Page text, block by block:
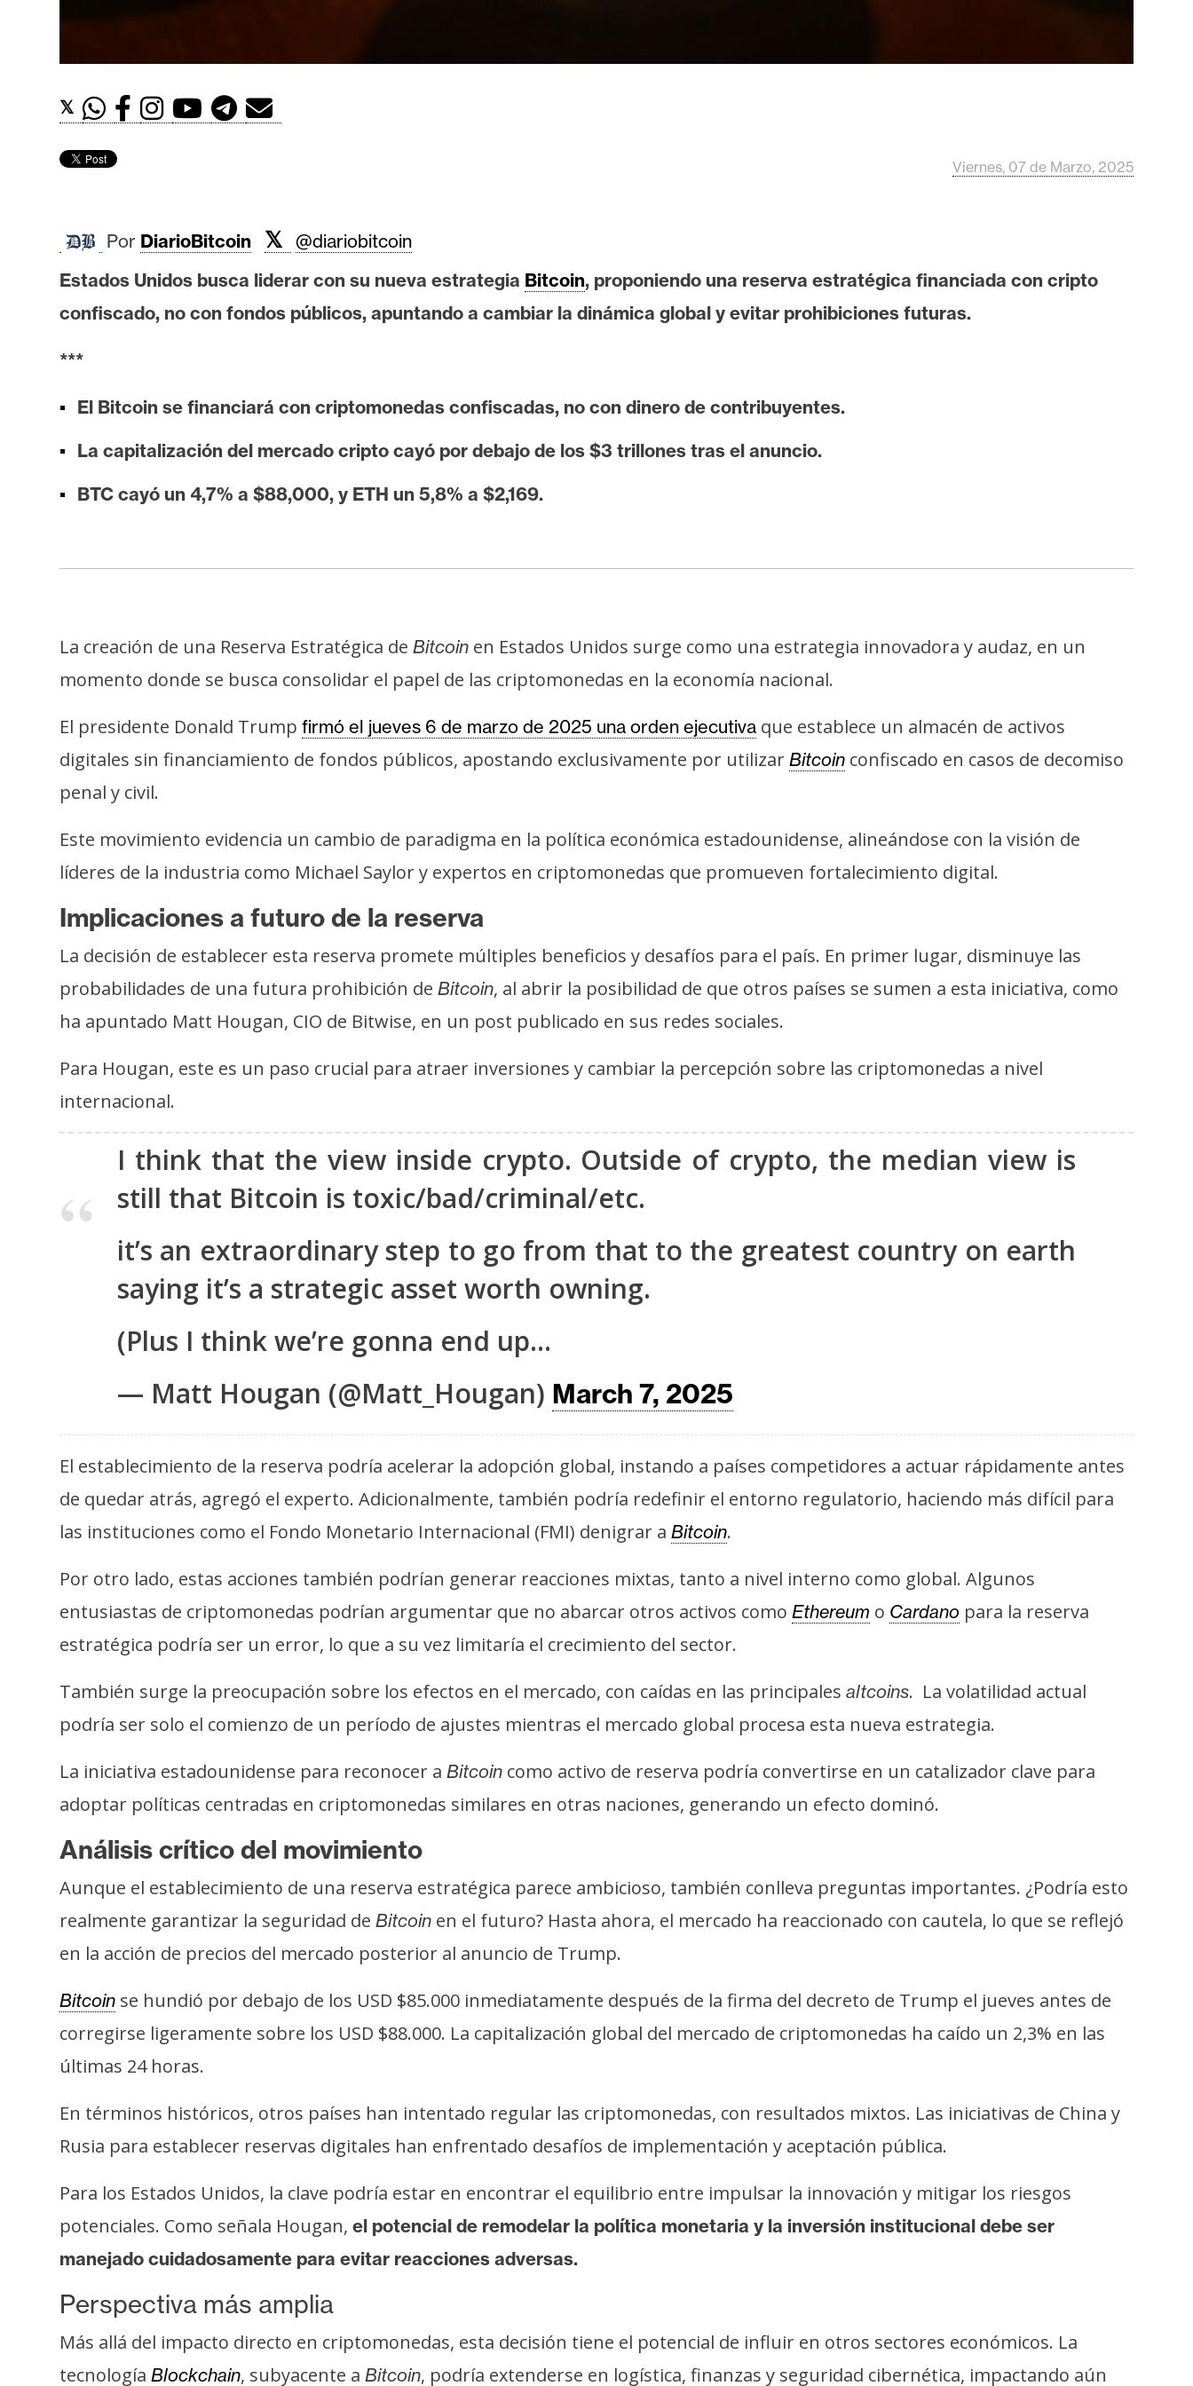
e
e
m
A
A
á
i
i
o
s
e
r
e
n
a
e
a
s
e
c
u
o
s
t
y
P
u
l
c
i
a
d
𝕏
Viernes, 07 de Marzo, 2025
Por DiarioBitcoin 𝕏 @diariobitcoin
Estados Unidos busca liderar con su nueva estrategia Bitcoin, proponiendo una reserva estratégica financiada con cripto
confiscado, no con fondos públicos, apuntando a cambiar la dinámica global y evitar prohibiciones futuras.
***
El Bitcoin se financiará con criptomonedas confiscadas, no con dinero de contribuyentes.
La capitalización del mercado cripto cayó por debajo de los $3 trillones tras el anuncio.
BTC cayó un 4,7% a $88,000, y ETH un 5,8% a $2,169.
La creación de una Reserva Estratégica de Bitcoin en Estados Unidos surge como una estrategia innovadora y audaz, en un
momento donde se busca consolidar el papel de las criptomonedas en la economía nacional.
El presidente Donald Trump firmó el jueves 6 de marzo de 2025 una orden ejecutiva que establece un almacén de activos
digitales sin financiamiento de fondos públicos, apostando exclusivamente por utilizar Bitcoin confiscado en casos de decomiso
penal y civil.
Este movimiento evidencia un cambio de paradigma en la política económica estadounidense, alineándose con la visión de
líderes de la industria como Michael Saylor y expertos en criptomonedas que promueven fortalecimiento digital.
Implicaciones a futuro de la reserva
La decisión de establecer esta reserva promete múltiples beneficios y desafíos para el país. En primer lugar, disminuye las
probabilidades de una futura prohibición de Bitcoin, al abrir la posibilidad de que otros países se sumen a esta iniciativa, como
ha apuntado Matt Hougan, CIO de Bitwise, en un post publicado en sus redes sociales.
Para Hougan, este es un paso crucial para atraer inversiones y cambiar la percepción sobre las criptomonedas a nivel
internacional.
I think that the view inside crypto. Outside of crypto, the median view is
still that Bitcoin is toxic/bad/criminal/etc.
it’s an extraordinary step to go from that to the greatest country on earth
saying it’s a strategic asset worth owning.
(Plus I think we’re gonna end up…
— Matt Hougan (@Matt_Hougan) March 7, 2025
El establecimiento de la reserva podría acelerar la adopción global, instando a países competidores a actuar rápidamente antes
de quedar atrás, agregó el experto. Adicionalmente, también podría redefinir el entorno regulatorio, haciendo más difícil para
las instituciones como el Fondo Monetario Internacional (FMI) denigrar a Bitcoin.
Por otro lado, estas acciones también podrían generar reacciones mixtas, tanto a nivel interno como global. Algunos
entusiastas de criptomonedas podrían argumentar que no abarcar otros activos como Ethereum o Cardano para la reserva
estratégica podría ser un error, lo que a su vez limitaría el crecimiento del sector.
También surge la preocupación sobre los efectos en el mercado, con caídas en las principales altcoins. La volatilidad actual
podría ser solo el comienzo de un período de ajustes mientras el mercado global procesa esta nueva estrategia.
La iniciativa estadounidense para reconocer a Bitcoin como activo de reserva podría convertirse en un catalizador clave para
adoptar políticas centradas en criptomonedas similares en otras naciones, generando un efecto dominó.
Análisis crítico del movimiento
Aunque el establecimiento de una reserva estratégica parece ambicioso, también conlleva preguntas importantes. ¿Podría esto
realmente garantizar la seguridad de Bitcoin en el futuro? Hasta ahora, el mercado ha reaccionado con cautela, lo que se reflejó
en la acción de precios del mercado posterior al anuncio de Trump.
Bitcoin se hundió por debajo de los USD $85.000 inmediatamente después de la firma del decreto de Trump el jueves antes de
corregirse ligeramente sobre los USD $88.000. La capitalización global del mercado de criptomonedas ha caído un 2,3% en las
últimas 24 horas.
En términos históricos, otros países han intentado regular las criptomonedas, con resultados mixtos. Las iniciativas de China y
Rusia para establecer reservas digitales han enfrentado desafíos de implementación y aceptación pública.
Para los Estados Unidos, la clave podría estar en encontrar el equilibrio entre impulsar la innovación y mitigar los riesgos
potenciales. Como señala Hougan, el potencial de remodelar la política monetaria y la inversión institucional debe ser
manejado cuidadosamente para evitar reacciones adversas.
Perspectiva más amplia
Más allá del impacto directo en criptomonedas, esta decisión tiene el potencial de influir en otros sectores económicos. La
tecnología Blockchain, subyacente a Bitcoin, podría extenderse en logística, finanzas y seguridad cibernética, impactando aún